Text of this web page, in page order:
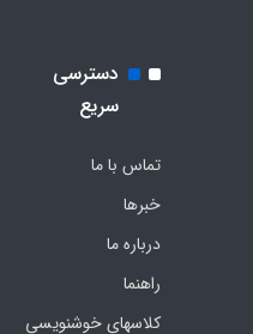
دسترسی
سریع
تماس با ما
خبرها
درباره ما
راهنما
کلاسهای خوشنویسی